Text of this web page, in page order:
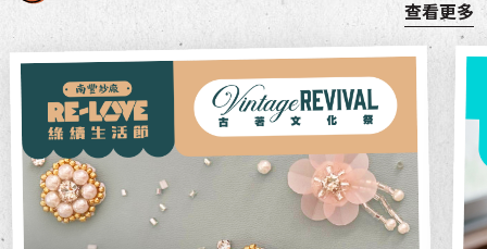
查看更多